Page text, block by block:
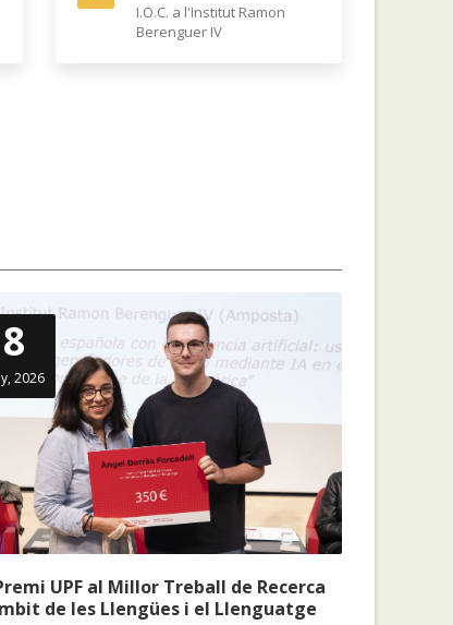
I.O.C. a l'Institut Ramon
Berenguer IV
8
2026
UPF al Millor Treball de Recerca
de les Llengües i el Llenguatge